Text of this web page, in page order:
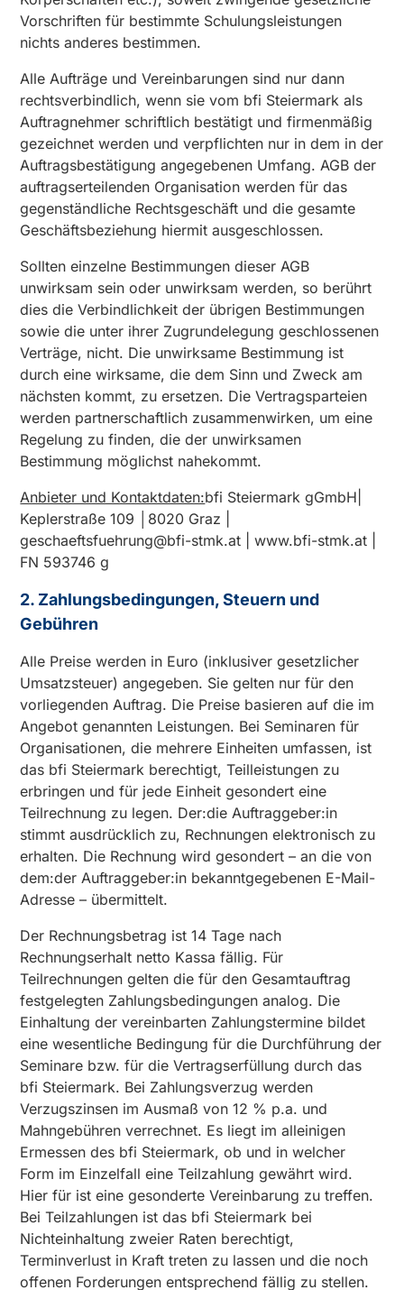
Vorschriften für bestimmte Schulungsleistungen
nichts anderes bestimmen.
Alle Aufträge und Vereinbarungen sind nur dann
rechtsverbindlich, wenn sie vom bfi Steiermark als
Auftragnehmer schriftlich bestätigt und firmenmäßig
gezeichnet werden und verpflichten nur in dem in der
Auftragsbestätigung angegebenen Umfang. AGB der
auftragserteilenden Organisation werden für das
gegenständliche Rechtsgeschäft und die gesamte
Geschäftsbeziehung hiermit ausgeschlossen.
Sollten einzelne Bestimmungen dieser AGB
unwirksam sein oder unwirksam werden, so berührt
dies die Verbindlichkeit der übrigen Bestimmungen
sowie die unter ihrer Zugrundelegung geschlossenen
Verträge, nicht. Die unwirksame Bestimmung ist
durch eine wirksame, die dem Sinn und Zweck am
nächsten kommt, zu ersetzen. Die Vertragsparteien
werden partnerschaftlich zusammenwirken, um eine
Regelung zu finden, die der unwirksamen
Bestimmung möglichst nahekommt.
Anbieter und Kontaktdaten:bfi Steiermark gGmbH|
Keplerstraße 109 │8020 Graz |
geschaeftsfuehrung@bfi-stmk.at | www.bfi-stmk.at |
FN 593746 g
2. Zahlungsbedingungen, Steuern und
Gebühren
Alle Preise werden in Euro (inklusiver gesetzlicher
Umsatzsteuer) angegeben. Sie gelten nur für den
vorliegenden Auftrag. Die Preise basieren auf die im
Angebot genannten Leistungen. Bei Seminaren für
Organisationen, die mehrere Einheiten umfassen, ist
das bfi Steiermark berechtigt, Teilleistungen zu
erbringen und für jede Einheit gesondert eine
Teilrechnung zu legen. Der:die Auftraggeber:in
stimmt ausdrücklich zu, Rechnungen elektronisch zu
erhalten. Die Rechnung wird gesondert – an die von
dem:der Auftraggeber:in bekanntgegebenen E-Mail-
Adresse – übermittelt.
Der Rechnungsbetrag ist 14 Tage nach
Rechnungserhalt netto Kassa fällig. Für
Teilrechnungen gelten die für den Gesamtauftrag
festgelegten Zahlungsbedingungen analog. Die
Einhaltung der vereinbarten Zahlungstermine bildet
eine wesentliche Bedingung für die Durchführung der
Seminare bzw. für die Vertragserfüllung durch das
bfi Steiermark. Bei Zahlungsverzug werden
Verzugszinsen im Ausmaß von 12 % p.a. und
Mahngebühren verrechnet. Es liegt im alleinigen
Ermessen des bfi Steiermark, ob und in welcher
Form im Einzelfall eine Teilzahlung gewährt wird.
Hier für ist eine gesonderte Vereinbarung zu treffen.
Bei Teilzahlungen ist das bfi Steiermark bei
Nichteinhaltung zweier Raten berechtigt,
Terminverlust in Kraft treten zu lassen und die noch
offenen Forderungen entsprechend fällig zu stellen.